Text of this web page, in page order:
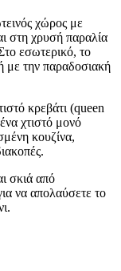
χώρος με
στη χρυσή παραλία
εσωτερικό, το
με την παραδοσιακή
κρεβάτι (queen
χτιστό μονό
κουζίνα,
σκιά από
να απολαύσετε το